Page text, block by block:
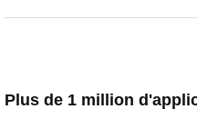
Plus de 1 million